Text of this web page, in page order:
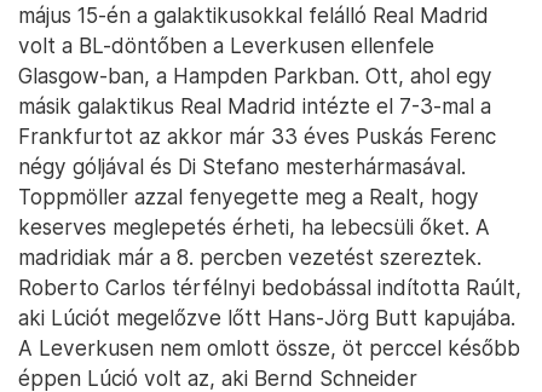
május 15-én a galaktikusokkal felálló Real Madrid
volt a BL-döntőben a Leverkusen ellenfele
Glasgow-ban, a Hampden Parkban. Ott, ahol egy
másik galaktikus Real Madrid intézte el 7-3-mal a
Frankfurtot az akkor már 33 éves Puskás Ferenc
négy góljával és Di Stefano mesterhármasával.
Toppmöller azzal fenyegette meg a Realt, hogy
keserves meglepetés érheti, ha lebecsüli őket. A
madridiak már a 8. percben vezetést szereztek.
Roberto Carlos térfélnyi bedobással indította Raúlt,
aki Lúciót megelőzve lőtt Hans-Jörg Butt kapujába.
A Leverkusen nem omlott össze, öt perccel később
éppen Lúció volt az, aki Bernd Schneider